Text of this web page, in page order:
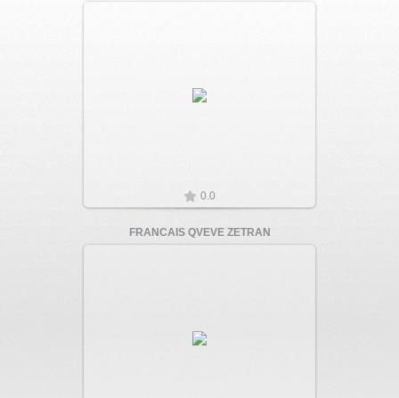
Увеличить
0.0
FRANCAIS QVEVE ZETRAN
Увеличить